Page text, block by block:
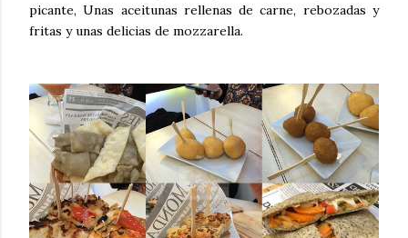
picante, Unas aceitunas rellenas de carne, rebozadas y
fritas y unas delicias de mozzarella.